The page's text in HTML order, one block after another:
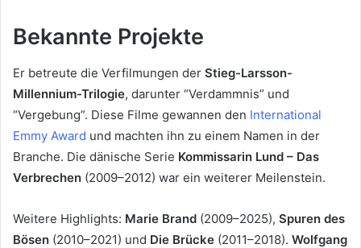
Bekannte Projekte
Er betreute die Verfilmungen der Stieg-Larsson-
Millennium-Trilogie, darunter “Verdammnis” und
“Vergebung”. Diese Filme gewannen den International
Emmy Award und machten ihn zu einem Namen in der
Branche. Die dänische Serie Kommissarin Lund – Das
Verbrechen (2009–2012) war ein weiterer Meilenstein.
Weitere Highlights: Marie Brand (2009–2025), Spuren des
Bösen (2010–2021) und Die Brücke (2011–2018). Wolfgang